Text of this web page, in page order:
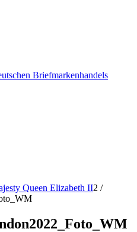
Queen Elizabeth II2 /